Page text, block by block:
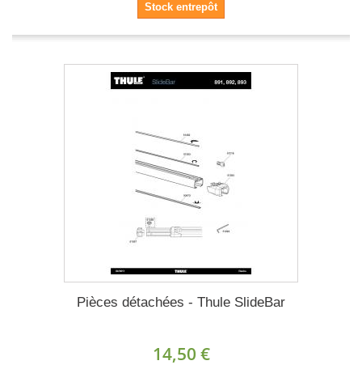
Stock entrepôt
Pièces détachées - Thule SlideBar
14,50 €